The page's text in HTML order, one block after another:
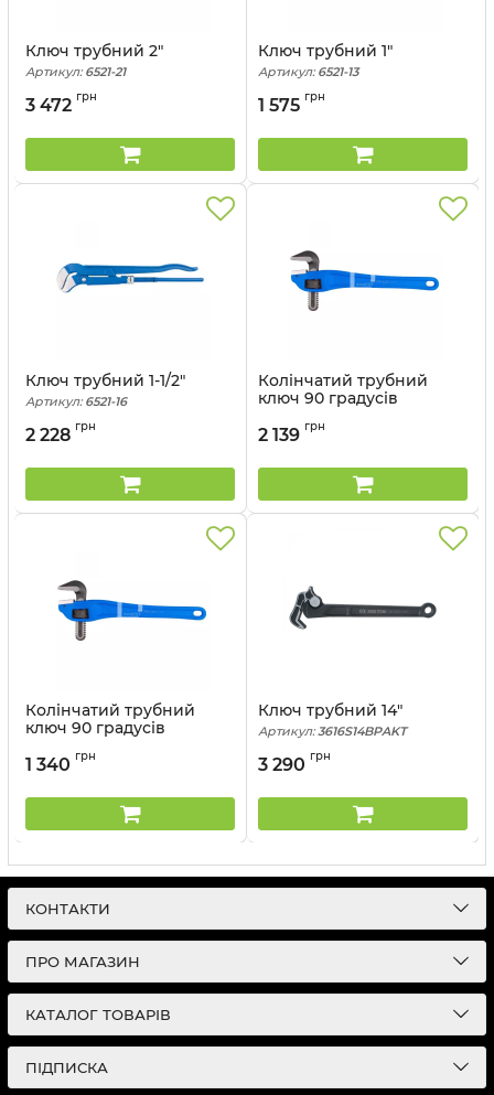
Ключ трубний 2"
Артикул: 6521-21
3 472 грн
Ключ трубний 1"
Артикул: 6521-13
1 575 грн
Ключ трубний 1-1/2"
Артикул: 6521-16
2 228 грн
Колінчатий трубний
ключ 90 градусів
Артикул:
2 139 грн
Колінчатий трубний
ключ 90 градусів
Артикул:
1 340 грн
Ключ трубний 14"
Артикул: 3616S14BPAKT
3 290 грн
КОНТАКТИ
ПРО МАГАЗИН
КАТАЛОГ ТОВАРІВ
ПІДПИСКА